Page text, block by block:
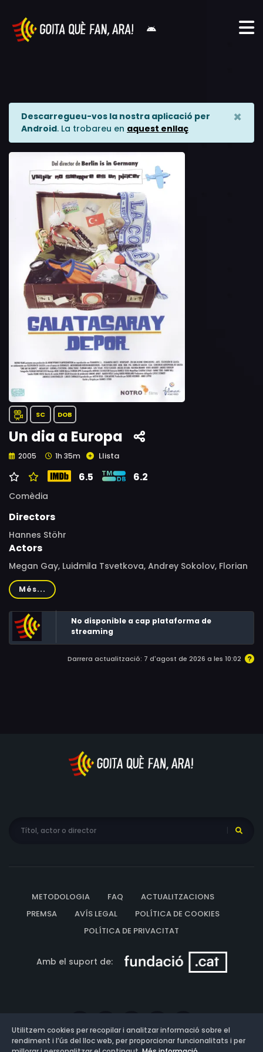
Descarregueu-vos la nostra aplicació per
Android. La trobareu en aquest enllaç
×
SC DOB
Un dia a Europa
2005 1h 35m Llista
6.5 6.2
Comèdia
Directors
Hannes Stöhr
Actors
Megan Gay, Luidmila Tsvetkova, Andrey Sokolov, Florian
Lukas, Erdal Yıldız, Miguel de Lira, Péter Scherer, Boris
Arquier, Rachida Brakni, Yiğit Özşener, Ahmet Mümtaz
Taylan
Més...
No disponible a cap plataforma de
streaming
Darrera actualització: 7 d'agost de 2026 a les 10:02
METODOLOGIA FAQ
ACTUALITZACIONS
PREMSA
AVÍS LEGAL
POLÍTICA DE COOKIES
POLÍTICA DE PRIVACITAT
Amb el suport de:
Utilitzem cookies per recopilar i analitzar informació sobre el
rendiment i l’ús del lloc web, per proporcionar funcionalitats i per